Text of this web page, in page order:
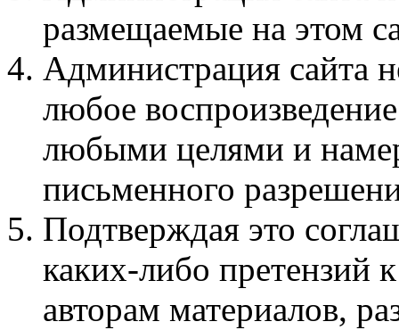
размещаемые на этом
Администрация сайта
любое
любыми целями и
письменного
Подтверждая это
каких-либо претензий
авторам материалов,